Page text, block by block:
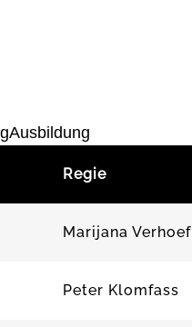
Ausbildung
Regie
Marijana Verhoef
Peter Klomfass